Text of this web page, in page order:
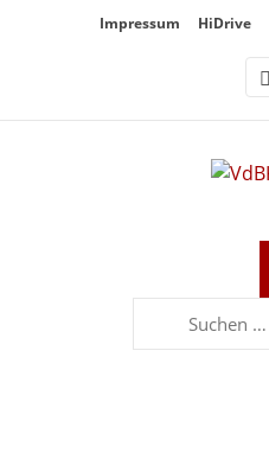
ÜberspringeImpressum HiDrive